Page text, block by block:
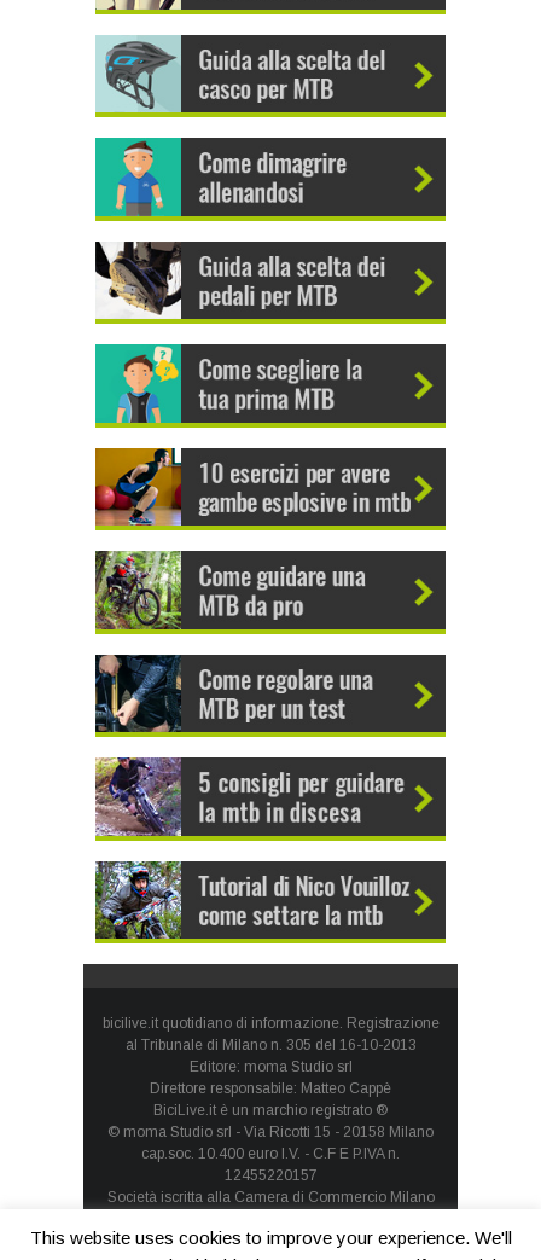
bicilive.it quotidiano di informazione. Registrazione
al Tribunale di Milano n. 305 del 16-10-2013
Editore: moma Studio srl
Direttore responsabile: Matteo Cappè
BiciLive.it è un marchio registrato ®
© moma Studio srl - Via Ricotti 15 - 20158 Milano
cap.soc. 10.400 euro I.V. - C.F E P.IVA n.
12455220157
Società iscritta alla Camera di Commercio Milano
socio unico
This website uses cookies to improve your experience. We'll